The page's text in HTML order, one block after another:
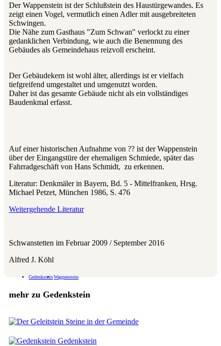
Der Wappenstein ist der Schlußstein des Haustürgewandes. Es
zeigt einen Vogel, vermutlich einen Adler mit ausgebreiteten
Schwingen.
Die Nähe zum Gasthaus "Zum Schwan" verlockt zu einer
gedanklichen Verbindung, wie auch die Benennung des
Gebäudes als Gemeindehaus reizvoll erscheint.
Der Gebäudekern ist wohl älter, allerdings ist er vielfach
tiefgreifend umgestaltet und umgenutzt worden.
Daher ist das gesamte Gebäude nicht als ein vollständiges
Baudenkmal erfasst.
Auf einer historischen Aufnahme von ?? ist der Wappenstein
über der Eingangstüre der ehemaligen Schmiede, später das
Fahrradgeschäft von Hans Schmidt, zu erkennen.
Literatur: Denkmäler in Bayern, Bd. 5 - Mittelfranken, Hrsg.
Michael Petzet, München 1986, S. 476
Weitergehende Literatur
Schwanstetten im Februar 2009 / September 2016
Alfred J. Köhl
GedenksteinWappenstein
mehr zu Gedenkstein
Steine in der Gemeinde
Gedenkstein